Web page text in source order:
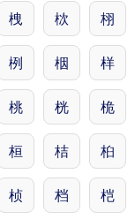
栧 栨 栩
栵 栶 样
桃 桄 桅
桓 桔 桕
桢 档 桤